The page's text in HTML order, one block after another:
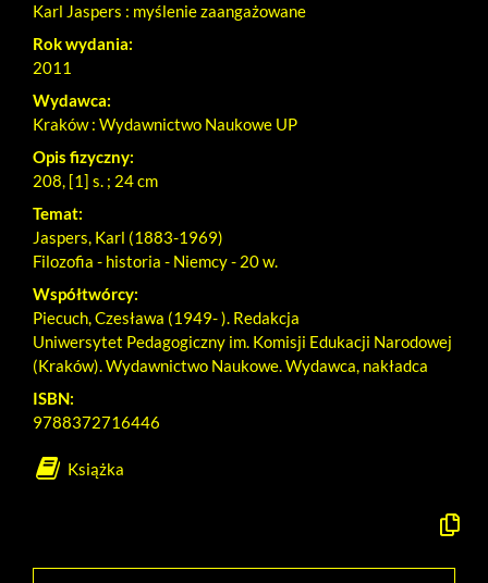
Karl Jaspers : myślenie zaangażowane
Rok wydania:
2011
Wydawca:
Kraków : Wydawnictwo Naukowe UP
Opis fizyczny:
208, [1] s. ; 24 cm
Temat:
Jaspers, Karl (1883-1969)
Filozofia - historia - Niemcy - 20 w.
Współtwórcy:
Piecuch, Czesława (1949- ). Redakcja
Uniwersytet Pedagogiczny im. Komisji Edukacji Narodowej
(Kraków). Wydawnictwo Naukowe. Wydawca, nakładca
ISBN:
9788372716446
Książka
Kopiuj
do